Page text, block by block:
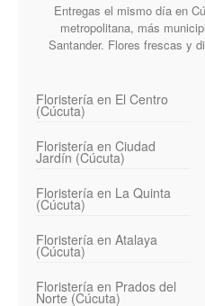
Entregas el mismo día en
metropolitana, más
Santander. Flores frescas y
Floristería en El Centro
(Cúcuta)
Floristería en Ciudad
Jardín (Cúcuta)
Floristería en La Quinta
(Cúcuta)
Floristería en Atalaya
(Cúcuta)
Floristería en Prados del
Norte (Cúcuta)